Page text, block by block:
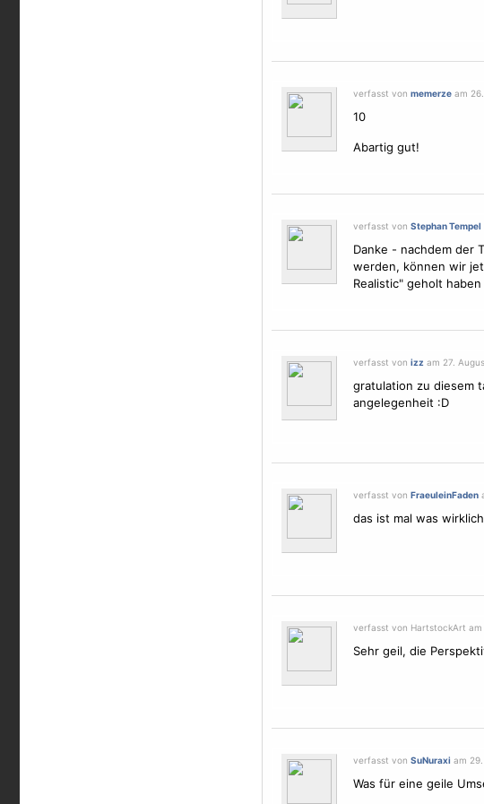
verfasst von memerzeam 26.
10
Abartig gut!
verfasst von Stephan Tempel
Danke - nachdem der
werden, können wir
Realistic" geholt haben
verfasst von izz am 27.
gratulation zu diesem
angelegenheit :D
verfasst von FraeuleinFaden
das ist mal was
verfasst von HartstockArt am
Sehr geil, die
verfasst von SuNuraxi am 29.
Was für eine geile